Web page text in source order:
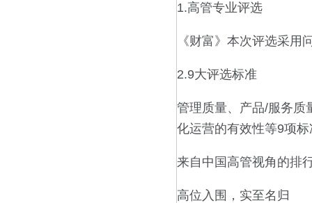
1.高管专业评选
《财富》本次评选采用
2.9大评选标准
管理质量、产品/服务质
化运营的有效性等9项标
来自中国高管视角的排
高位入围，实至名归